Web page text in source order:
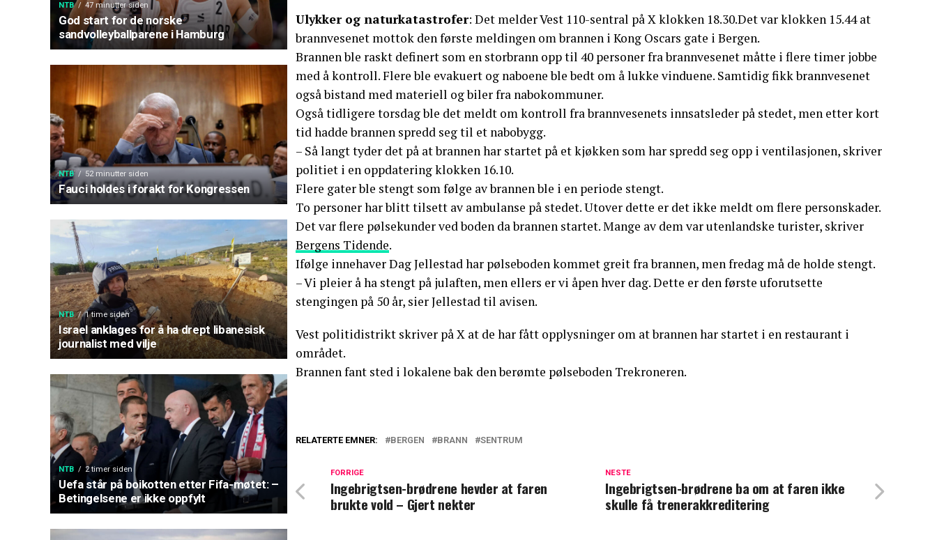
NTB 47 minutter siden
God start for de norske
sandvolleyballparene i Hamburg
NTB 52 minutter siden
Fauci holdes i forakt for Kongressen
NTB 1 time siden
Israel anklages for å ha drept libanesisk
journalist med vilje
NTB 2 timer siden
Uefa står på boikotten etter Fifa-møtet: –
Betingelsene er ikke oppfylt
Ulykker og naturkatastrofer: Det melder Vest 110-sentral på X klokken 18.30.Det var klokken 15.44 at
brannvesenet mottok den første meldingen om brannen i Kong Oscars gate i Bergen.
Brannen ble raskt definert som en storbrann opp til 40 personer fra brannvesenet måtte i flere timer jobbe
med å kontroll. Flere ble evakuert og naboene ble bedt om å lukke vinduene. Samtidig fikk brannvesenet
også bistand med materiell og biler fra nabokommuner.
Også tidligere torsdag ble det meldt om kontroll fra brannvesenets innsatsleder på stedet, men etter kort
tid hadde brannen spredd seg til et nabobygg.
– Så langt tyder det på at brannen har startet på et kjøkken som har spredd seg opp i ventilasjonen, skriver
politiet i en oppdatering klokken 16.10.
Flere gater ble stengt som følge av brannen ble i en periode stengt.
To personer har blitt tilsett av ambulanse på stedet. Utover dette er det ikke meldt om flere personskader.
Det var flere pølsekunder ved boden da brannen startet. Mange av dem var utenlandske turister, skriver
Bergens Tidende.
Ifølge innehaver Dag Jellestad har pølseboden kommet greit fra brannen, men fredag må de holde stengt.
– Vi pleier å ha stengt på julaften, men ellers er vi åpen hver dag. Dette er den første uforutsette
stengingen på 50 år, sier Jellestad til avisen.
Vest politidistrikt skriver på X at de har fått opplysninger om at brannen har startet i en restaurant i
området.
Brannen fant sted i lokalene bak den berømte pølseboden Trekroneren.
RELATERTE EMNER: BERGEN BRANN SENTRUM
NESTE
Ingebrigtsen-brødrene ba om at faren ikke
skulle få trenerakkreditering
FORRIGE
Ingebrigtsen-brødrene hevder at faren
brukte vold – Gjert nekter